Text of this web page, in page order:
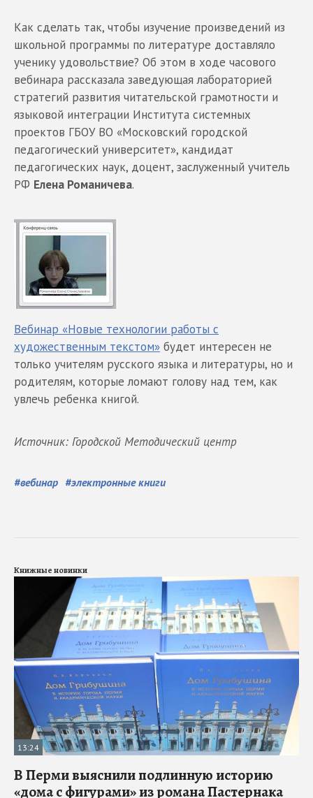
Как сделать так, чтобы изучение произведений из
школьной программы по литературе доставляло
ученику удовольствие? Об этом в ходе часового
вебинара рассказала заведующая лабораторией
стратегий развития читательской грамотности и
языковой интеграции Института системных
проектов ГБОУ ВО «Московский городской
педагогический университет», кандидат
педагогических наук, доцент, заслуженный учитель
РФ Елена Романичева.
Вебинар «Новые технологии работы с
художественным текстом» будет интересен не
только учителям русского языка и литературы, но и
родителям, которые ломают голову над тем, как
увлечь ребенка книгой.
Источник: Городской Методический центр
#вебинар #электронные книги
Книжные новинки
13:24
В Перми выяснили подлинную историю
«дома с фигурами» из романа Пастернака